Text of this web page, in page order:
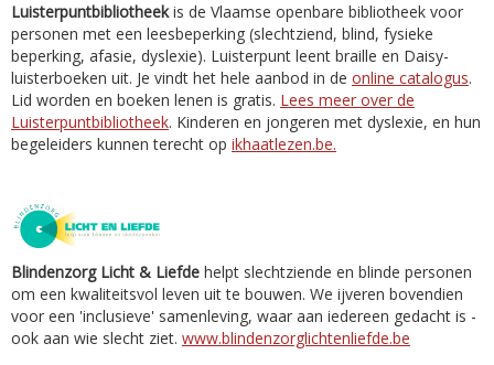
Luisterpuntbibliotheekis de Vlaamse openbare bibliotheek voor
personen met een leesbeperking (slechtziend, blind, fysieke
beperking, afasie, dyslexie). Luisterpunt leent braille en Daisy-
luisterboeken uit. Je vindt het hele aanbod in de online catalogus.
Lid worden en boeken lenen is gratis. Lees meer over de
Luisterpuntbibliotheek. Kinderen en jongeren met dyslexie, en hun
begeleiders kunnen terecht op ikhaatlezen.be.
Blindenzorg Licht & Liefde helpt slechtziende en blinde personen
om een kwaliteitsvol leven uit te bouwen. We ijveren bovendien
voor een 'inclusieve' samenleving, waar aan iedereen gedacht is -
ook aan wie slecht ziet. www.blindenzorglichtenliefde.be